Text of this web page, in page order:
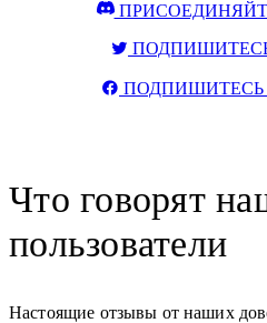
ПОДПИШИТЕСЬ
Что говорят
пользователи
Настоящие отзывы от наших